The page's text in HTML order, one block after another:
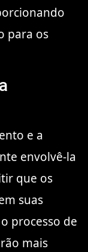
para os
e a
envolvê-la
que os
suas
processo de
mais